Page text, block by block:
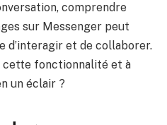
comprendre
sur Messenger peut
d’interagir et de collaborer.
fonctionnalité et à
un éclair ?